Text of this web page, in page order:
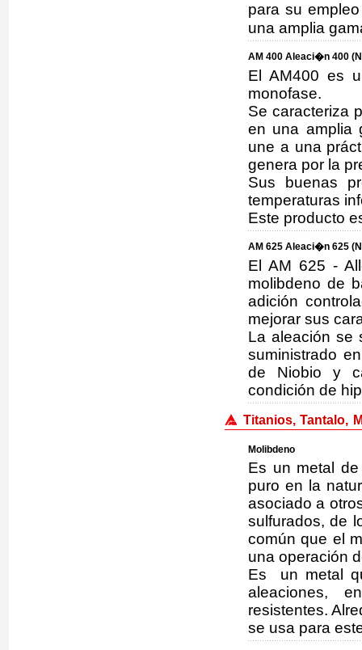
para su
una amplia
AM 400 Aleaci�n 400
El AM400 es
monofase.
Se caracteriza
en una amplia
une a una
genera por la
Sus buenas
temperaturas
Este producto
AM 625 Aleaci�n 625
El AM 625 -
molibdeno de
adición
mejorar sus
La aleación se
suministrado
de Niobio y
condición de
Titanios, Tantalo,
Molibdeno
Es un metal
puro en la
asociado a
sulfurados, de
común que el
una operación
Es un metal
aleaciones,
resistentes.
se usa para